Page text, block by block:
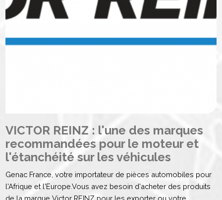
VICTOR REINZ : l'une des marques
recommandées pour le moteur et
l'étanchéité sur les véhicules
Genac France, votre importateur de pièces automobiles pour
l'Afrique et l'Europe.Vous avez besoin d'acheter des produits
de la marque Victor REINZ pour les exporter ou votre